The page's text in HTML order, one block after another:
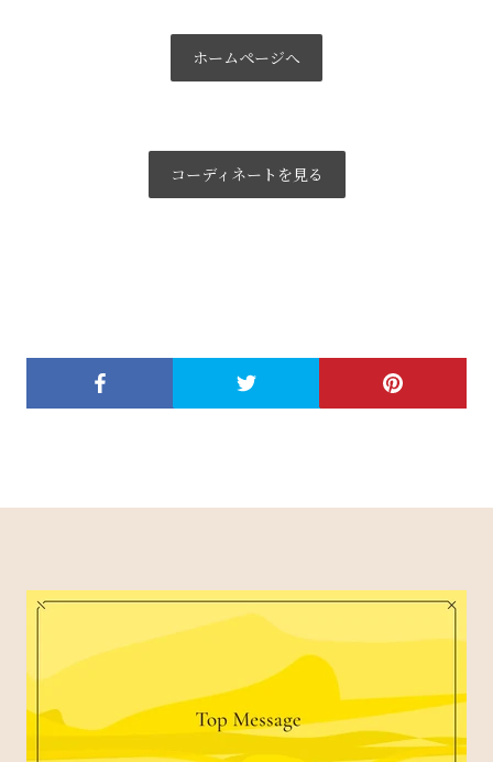
ホームページへ
コーディネートを見る